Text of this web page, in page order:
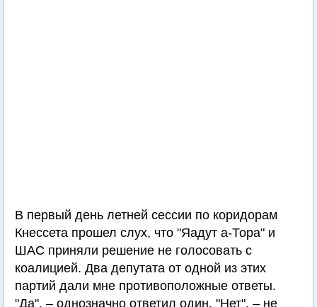
В первый день летней сессии по коридорам
Кнессета прошел слух, что "Яадут а-Тора" и
ШАС приняли решение не голосовать с
коалицией. Два депутата от одной из этих
партий дали мне противоположные ответы.
"Да", – однозначно ответил один. "Нет", – не